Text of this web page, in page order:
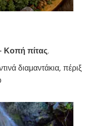
Κοπή πίτας.
διαμαντάκια, πέριξ